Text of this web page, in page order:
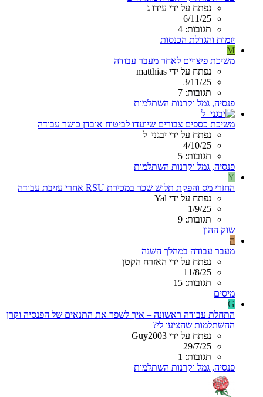
נפתח על ידי עידו ג
6/11/25
תגובות: 4
יזמות והגדלת הכנסות
M
משיכת פיצויים לאחר מעבר עבודה
נפתח על ידי matthias
3/11/25
תגובות: 7
פנסיה, גמל וקרנות השתלמות
משיכת כספים צבורים שיועדו לביטוח אובדן כושר עבודה
נפתח על ידי יבגני_ל
4/10/25
תגובות: 5
פנסיה, גמל וקרנות השתלמות
Y
החזרי מס והפקת תלוש שכר במכירת RSU אחרי עזיבת עבודה
נפתח על ידי Yal
1/9/25
תגובות: 9
שוק ההון
ה
מעבר עבודה במהלך השנה
נפתח על ידי האזרח הקטן
11/8/25
תגובות: 15
מיסים
G
התחלת עבודה ראשונה – איך לשפר את התנאים של הפנסיה וקרן
ההשתלמות שהציעו לי?
נפתח על ידי Guy2003
29/7/25
תגובות: 1
פנסיה, גמל וקרנות השתלמות